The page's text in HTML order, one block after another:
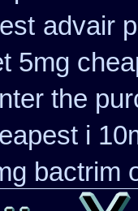
advair
5mg
the
i
bactrim